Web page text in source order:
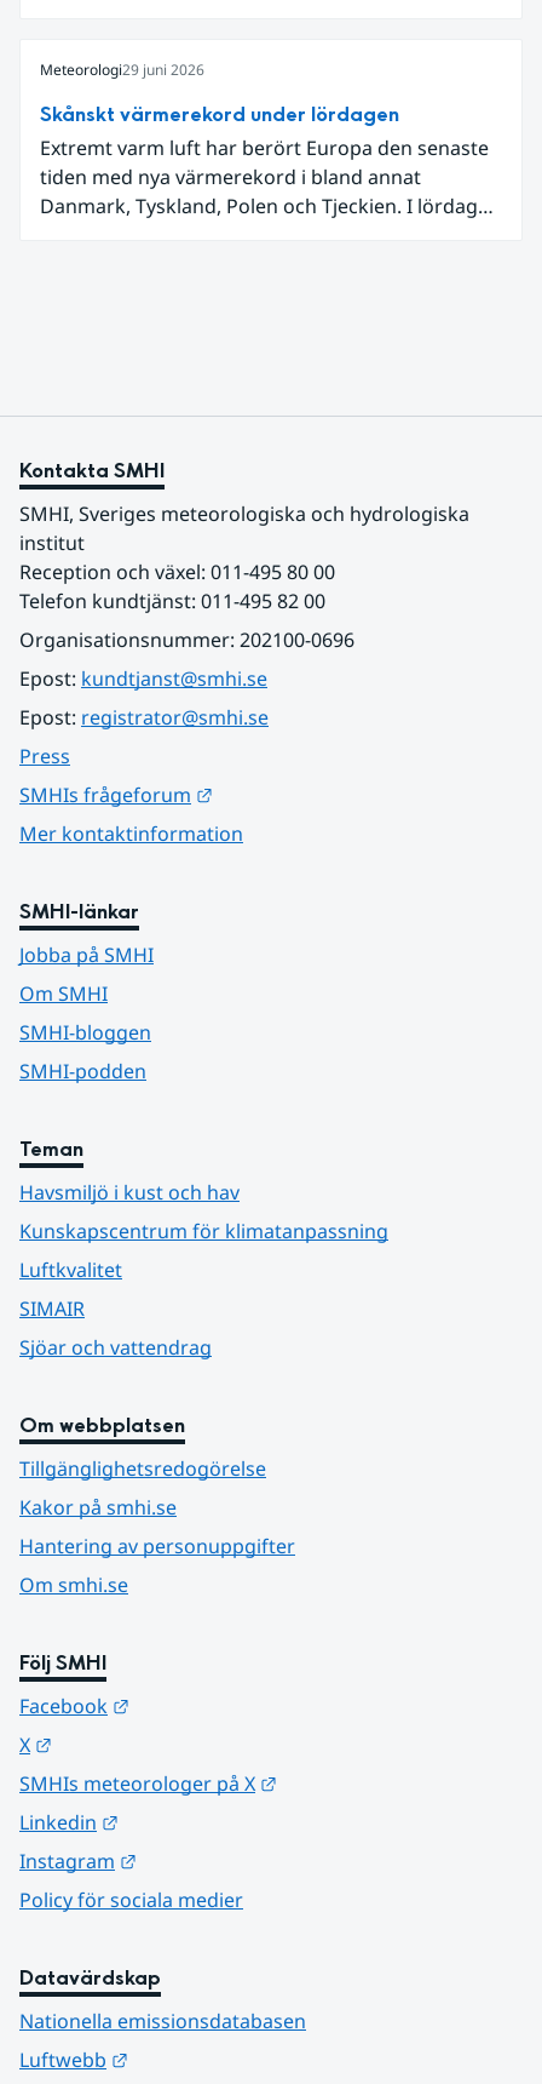
Meteorologi29 juni 2026
Skånskt värmerekord under lördagen
Extremt varm luft har berört Europa den senaste
tiden med nya värmerekord i bland annat
Danmark, Tyskland, Polen och Tjeckien. I lördags
Kontakta SMHI
SMHI, Sveriges meteorologiska och hydrologiska
institut
Reception och växel: 011-495 80 00
Telefon kundtjänst: 011-495 82 00
Organisationsnummer: 202100-0696
Epost: kundtjanst@smhi.se
Epost: registrator@smhi.se
Press
SMHIs frågeforum
Mer kontaktinformation
SMHI-länkar
Jobba på SMHI
Om SMHI
SMHI-bloggen
SMHI-podden
Teman
Havsmiljö i kust och hav
Kunskapscentrum för klimatanpassning
Luftkvalitet
SIMAIR
Sjöar och vattendrag
Om webbplatsen
Tillgänglighetsredogörelse
Kakor på smhi.se
Hantering av personuppgifter
Om smhi.se
Följ SMHI
Facebook
X
SMHIs meteorologer på X
Linkedin
Instagram
Policy för sociala medier
Datavärdskap
Nationella emissionsdatabasen
Luftwebb